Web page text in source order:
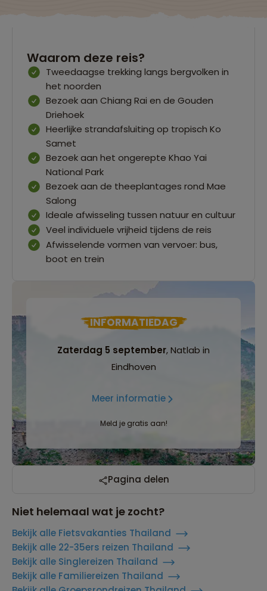
Waarom deze reis?
Tweedaagse trekking langs bergvolken in
het noorden
Bezoek aan Chiang Rai en de Gouden
Driehoek
Heerlijke strandafsluiting op tropisch Ko
Samet
Bezoek aan het ongerepte Khao Yai
National Park
Bezoek aan de theeplantages rond Mae
Salong
Ideale afwisseling tussen natuur en cultuur
Veel individuele vrijheid tijdens de reis
Afwisselende vormen van vervoer: bus,
boot en trein
INFORMATIEDAG
Zaterdag 5 september, Natlab in
Eindhoven
Meer informatie
Meld je gratis aan!
Pagina delen
Niet helemaal wat je zocht?
Bekijk alle Fietsvakanties Thailand
Bekijk alle 22-35ers reizen Thailand
Bekijk alle Singlereizen Thailand
Bekijk alle Familiereizen Thailand